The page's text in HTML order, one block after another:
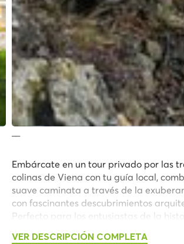
Embárcate en un tour privado por las
colinas de Viena con tu guía local,
suave caminata a través de la
con fascinantes descubrimientos
Perfecto para los entusiastas de la
amantes de la naturaleza, este tour
VER DESCRIPCIÓN COMPLETA